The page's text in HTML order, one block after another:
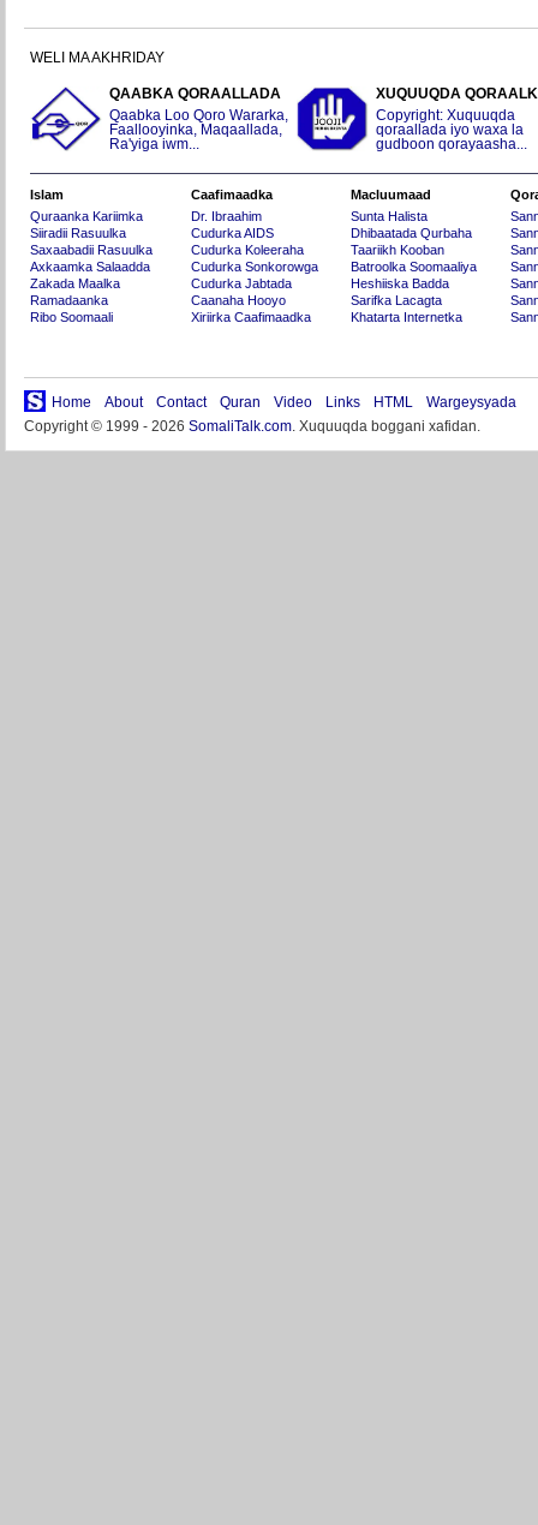
WELI MA AKHRIDAY
QAABKA QORAALLADA
Qaabka Loo Qoro Wararka,
Faallooyinka, Maqaallada,
Ra'yiga iwm...
XUQUUQDA
Copyright: Xuquuqda
qoraallada iyo waxa la
gudboon qorayaasha...
Islam
Quraanka Kariimka
Siiradii Rasuulka
Saxaabadii Rasuulka
Axkaamka Salaadda
Zakada Maalka
Ramadaanka
Ribo Soomaali
Caafimaadka
Dr. Ibraahim
Cudurka AIDS
Cudurka Koleeraha
Cudurka Sonkorowga
Cudurka Jabtada
Caanaha Hooyo
Xiriirka Caafimaadka
Macluumaad
Sunta Halista
Dhibaatada Qurbaha
Taariikh Kooban
Batroolka Soomaaliya
Heshiiska Badda
Sarifka Lacagta
Khatarta Internetka
Home About Contact Quran Video Links HTML
Wargeysyada
Copyright © 1999 - 2026 SomaliTalk.com. Xuquuqda boggani xafidan.